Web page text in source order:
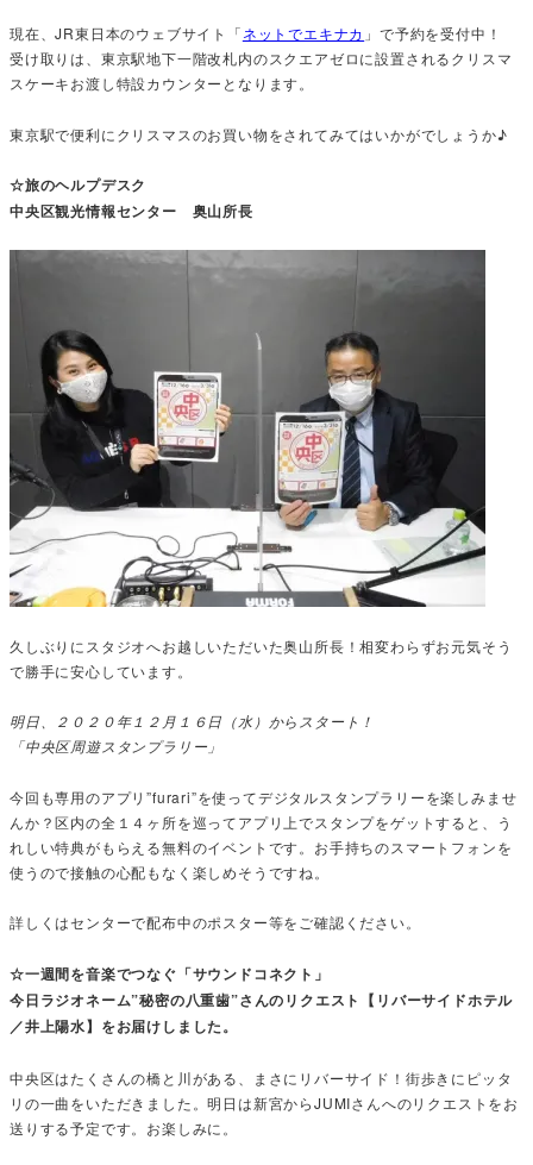
現在、JR東日本のウェブサイト「ネットでエキナカ 」で予約を受付中！
受け取りは、東京駅地下一階改札内のスクエアゼロに設置されるクリスマ
スケーキお渡し特設カウンターとなります。
東京駅で便利にクリスマスのお買い物をされてみてはいかがでしょうか♪
☆旅のヘルプデスク
中央区観光情報センター 奥山所長
久しぶりにスタジオへお越しいただいた奥山所長！相変わらずお元気そう
で勝手に安心しています。
明日、２０２０年１２月１６日（水）からスタート！
「中央区周遊スタンプラリー」
今回も専用のアプリ”furari”を使ってデジタルスタンプラリーを楽しみませ
んか？区内の全１４ヶ所を巡ってアプリ上でスタンプをゲットすると、う
れしい特典がもらえる無料のイベントです。お手持ちのスマートフォンを
使うので接触の心配もなく楽しめそうですね。
詳しくはセンターで配布中のポスター等をご確認ください。
☆一週間を音楽でつなぐ「サウンドコネクト」
今日ラジオネーム”秘密の八重歯”さんのリクエスト【リバーサイドホテル
／井上陽水】をお届けしました。
中央区はたくさんの橋と川がある、まさにリバーサイド！街歩きにピッタ
リの一曲をいただきました。明日は新宮からJUMIさんへのリクエストをお
送りする予定です。お楽しみに。